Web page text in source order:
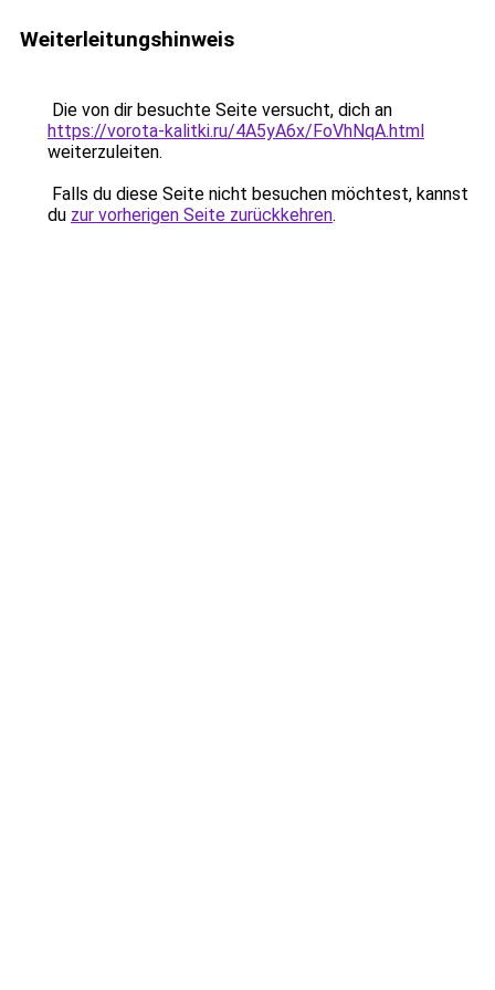
Weiterleitungshinweis
Die von dir besuchte Seite versucht, dich an
https://vorota-kalitki.ru/4A5yA6x/FoVhNqA.html
weiterzuleiten.
Falls du diese Seite nicht besuchen möchtest, kannst
du zur vorherigen Seite zurückkehren.